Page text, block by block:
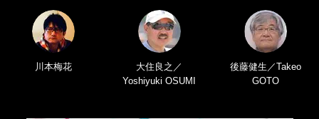
川本梅花
大住良之／
Yoshiyuki OSUMI
後藤健生／Takeo
GOTO